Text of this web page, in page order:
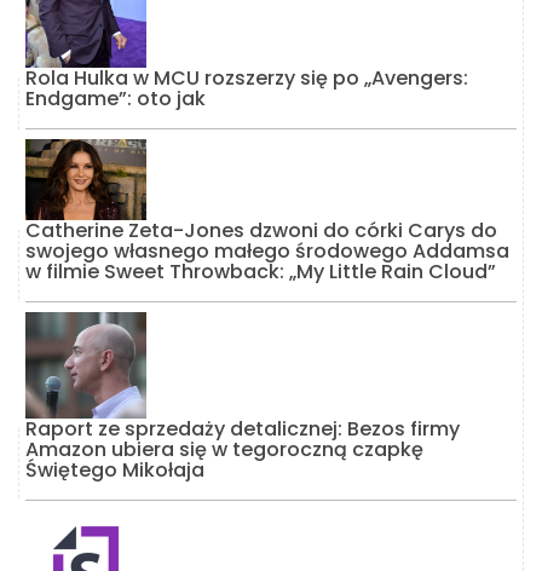
Rola Hulka w MCU rozszerzy się po „Avengers:
Endgame”: oto jak
Catherine Zeta-Jones dzwoni do córki Carys do
swojego własnego małego środowego Addamsa
w filmie Sweet Throwback: „My Little Rain Cloud”
Raport ze sprzedaży detalicznej: Bezos firmy
Amazon ubiera się w tegoroczną czapkę
Świętego Mikołaja